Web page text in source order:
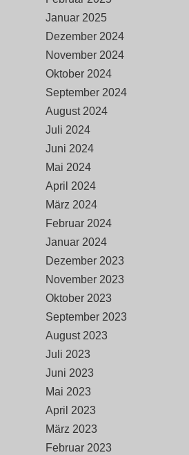
Januar 2025
Dezember 2024
November 2024
Oktober 2024
September 2024
August 2024
Juli 2024
Juni 2024
Mai 2024
April 2024
März 2024
Februar 2024
Januar 2024
Dezember 2023
November 2023
Oktober 2023
September 2023
August 2023
Juli 2023
Juni 2023
Mai 2023
April 2023
März 2023
Februar 2023